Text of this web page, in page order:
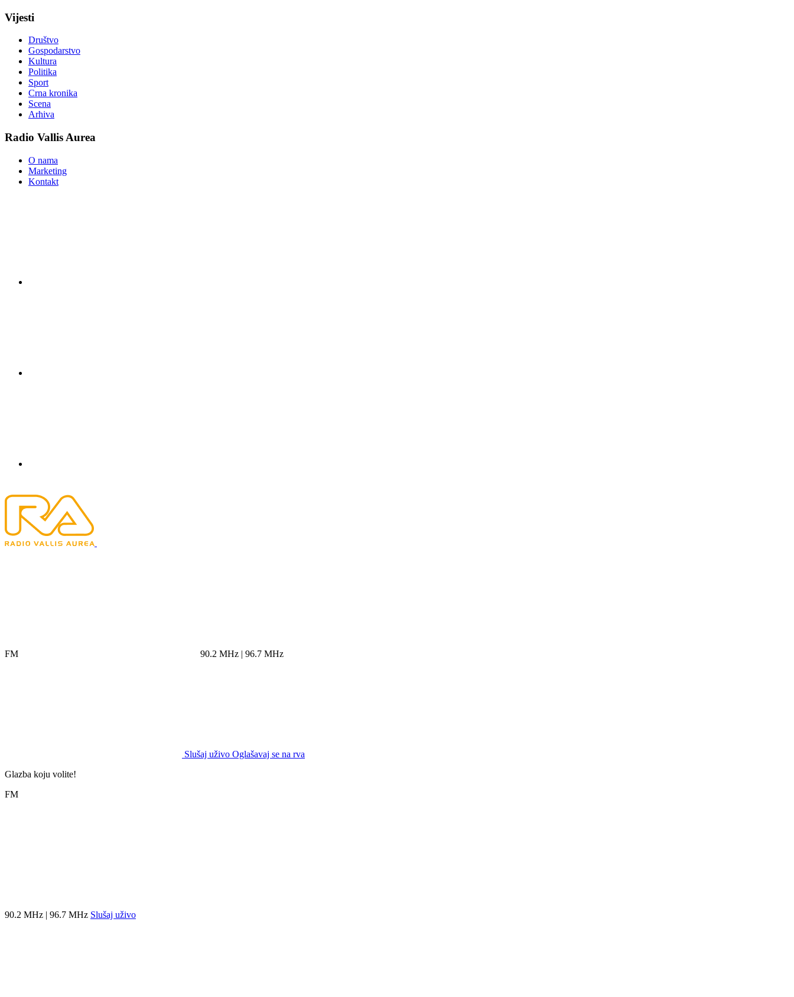
Vijesti
Društvo
Gospodarstvo
Kultura
Politika
Sport
Crna kronika
Scena
Arhiva
Radio Vallis Aurea
O nama
Marketing
Kontakt
FM 90.2 MHz | 96.7 MHz
Slušaj uživo Oglašavaj se na rva
Glazba koju volite!
FM
90.2 MHz | 96.7 MHz Slušaj uživo